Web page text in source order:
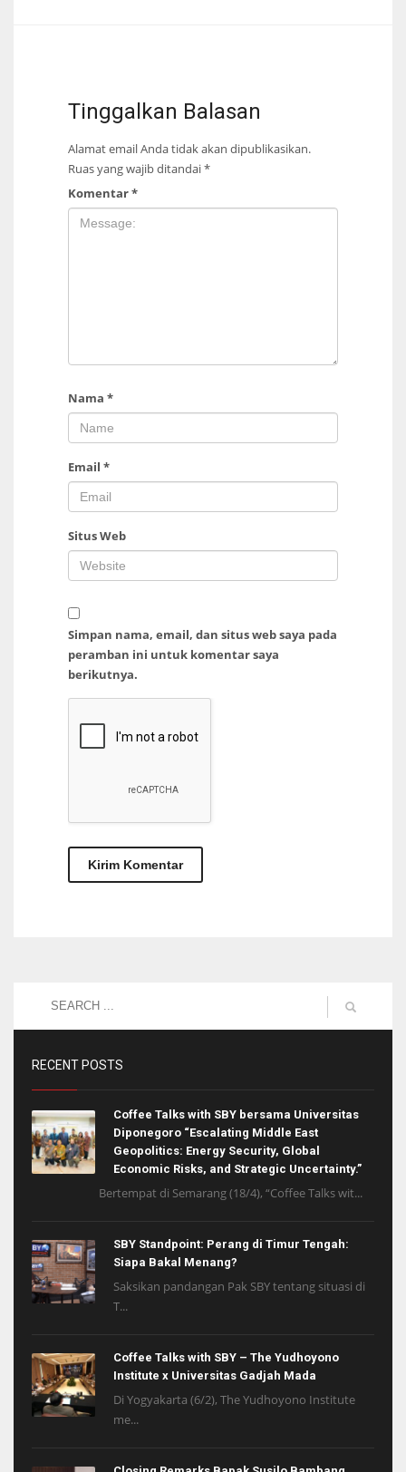
Tinggalkan Balasan
Alamat email Anda tidak akan dipublikasikan.
Ruas yang wajib ditandai*
Komentar*
Nama *
Email *
Situs Web
Simpan nama, email, dan situs web saya pada
peramban ini untuk komentar saya
berikutnya.
RECENT POSTS
Coffee Talks with SBY bersama Universitas
Diponegoro “Escalating Middle East
Geopolitics: Energy Security, Global
Economic Risks, and Strategic Uncertainty.”
Bertempat di Semarang (18/4), “Coffee Talks wit...
SBY Standpoint: Perang di Timur Tengah:
Siapa Bakal Menang?
Saksikan pandangan Pak SBY tentang situasi di
T...
Coffee Talks with SBY – The Yudhoyono
Institute x Universitas Gadjah Mada
Di Yogyakarta (6/2), The Yudhoyono Institute
me...